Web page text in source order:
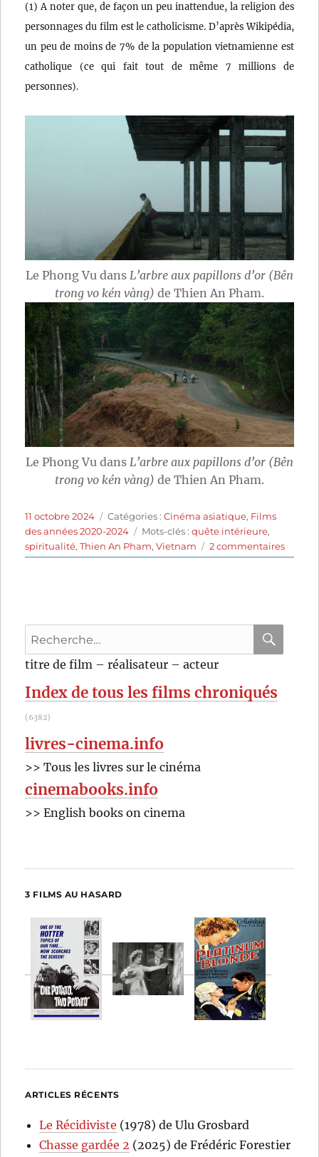
(1) A noter que, de façon un peu inattendue, la religion des
personnages du film est le catholicisme. D’après Wikipédia,
un peu de moins de 7% de la population vietnamienne est
catholique (ce qui fait tout de même 7 millions de
personnes).
Le Phong Vu dans L’arbre aux papillons d’or (Bên
trong vo kén vàng) de Thien An Pham.
Le Phong Vu dans L’arbre aux papillons d’or (Bên
trong vo kén vàng) de Thien An Pham.
Publié
le
11 octobre 2024 Catégories
Catégories :Cinéma asiatique, Films
des années 2020-2024
Étiquettes
Mots-clés :quête intérieure,
spiritualité,Thien An Pham,Vietnam 2 commentairessur
L’Arbre
Recherche
pour
:
titre de film – réalisateur – acteur
Index de tous les films chroniqués
(6382)
livres-cinema.info
>> Tous les livres sur le cinéma
cinemabooks.info
>> English books on cinema
3 FILMS AU HASARD
ARTICLES RÉCENTS
Le Récidiviste (1978) de Ulu Grosbard
Chasse gardée 2 (2025) de Frédéric Forestier